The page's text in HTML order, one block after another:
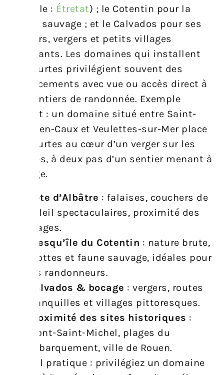
exemple : Étretat) ; le Cotentin pour la
nature sauvage ; et le Calvados pour ses
manoirs, vergers et petits villages
charmants. Les domaines qui installent
des yourtes privilégient souvent des
emplacements avec vue ou accès direct à
des sentiers de randonnée. Exemple
concret : un domaine situé entre Saint-
Valery-en-Caux et Veulettes-sur-Mer place
ses yourtes au cœur d’un verger sur les
falaises, à deux pas d’un sentier menant à
la plage.
Côte d’Albâtre : falaises, couchers de
soleil spectaculaires, proximité des
plages.
Presqu’île du Cotentin : nature brute,
grottes et faune sauvage, idéales pour
les randonneurs.
Calvados & bocage : vergers, routes
tranquilles et villages pittoresques.
Proximité des sites historiques :
Mont-Saint-Michel, plages du
débarquement, ville de Rouen.
Conseil pratique : privilégiez un domaine